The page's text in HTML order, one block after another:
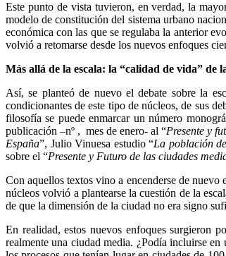
Este punto de vista tuvieron, en verdad, la
modelo de constitución del sistema urbano
económica con las que se regulaba la anterior
volvió a retomarse desde los nuevos enfoques
Más allá de la escala: la “calidad de vida” de
Así, se planteó de nuevo el debate sobre la
condicionantes de este tipo de núcleos, de sus
filosofía se puede enmarcar un número
publicación –nº , mes de enero- al “Presente y
España”, Julio Vinuesa estudio “La población
sobre el “Presente y Futuro de las ciudades
Con aquellos textos vino a encenderse de
núcleos volvió a plantearse la cuestión de la
de que la dimensión de la ciudad no era signo
En realidad, estos nuevos enfoques surgieron
realmente una ciudad media. ¿Podía incluirse